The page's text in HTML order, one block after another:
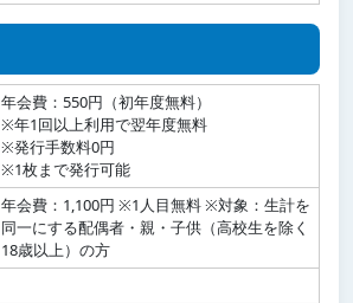
年会費：550円（初年度無料）
※年1回以上利用で翌年度無料
※発行手数料0円
※1枚まで発行可能
年会費：1,100円 ※1人目無料 ※対象：生計を
同一にする配偶者・親・子供（高校生を除く
18歳以上）の方